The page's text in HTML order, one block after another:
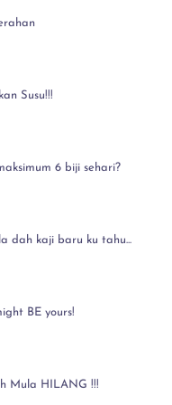
Susu!!!
6 biji sehari?
dah kaji baru ku tahu...
BE yours!
Mula HILANG !!!